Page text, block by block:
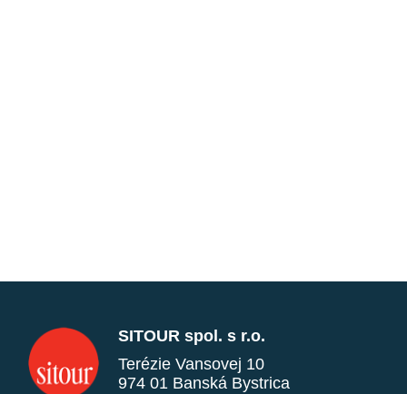
SITOUR spol. s r.o.
Terézie Vansovej 10
974 01 Banská Bystrica